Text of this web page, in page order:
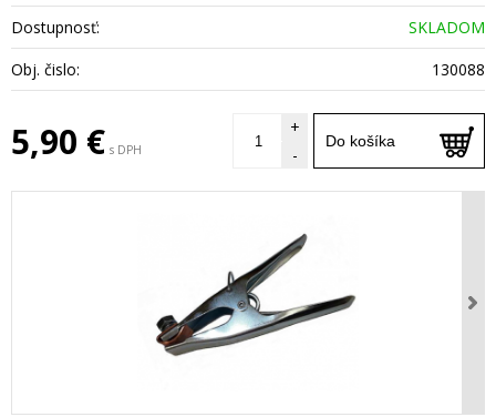
Dostupnosť:
SKLADOM
Obj. čislo:
130088
5,90 € s DPH Do košíka
+
-